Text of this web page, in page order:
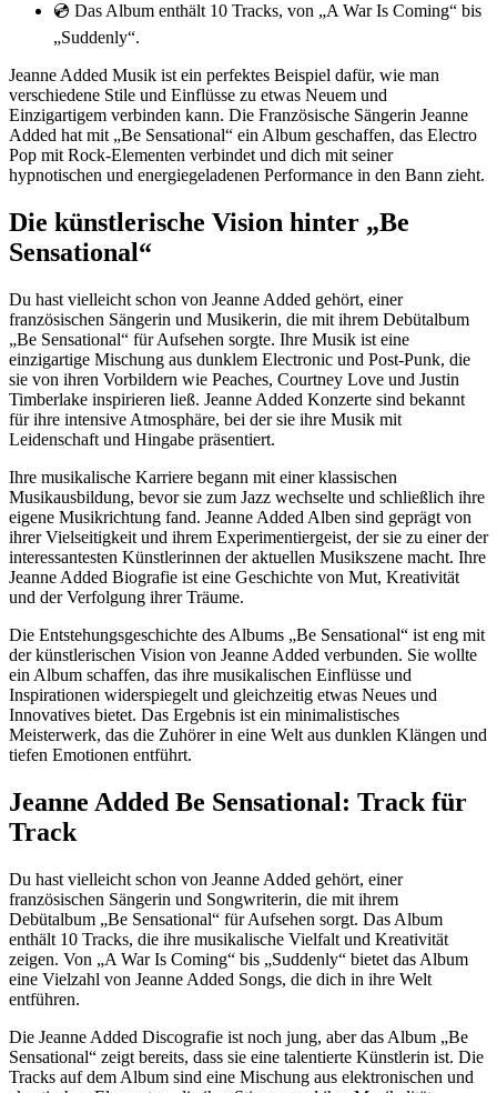
💿 Das Album enthält 10 Tracks, von „A War Is Coming“ bis
„Suddenly“.
Jeanne Added Musik ist ein perfektes Beispiel dafür, wie man
verschiedene Stile und Einflüsse zu etwas Neuem und
Einzigartigem verbinden kann. Die Französische Sängerin Jeanne
Added hat mit „Be Sensational“ ein Album geschaffen, das Electro
Pop mit Rock-Elementen verbindet und dich mit seiner
hypnotischen und energiegeladenen Performance in den Bann zieht.
Die künstlerische Vision hinter „Be
Sensational“
Du hast vielleicht schon von Jeanne Added gehört, einer
französischen Sängerin und Musikerin, die mit ihrem Debütalbum
„Be Sensational“ für Aufsehen sorgte. Ihre Musik ist eine
einzigartige Mischung aus dunklem Electronic und Post-Punk, die
sie von ihren Vorbildern wie Peaches, Courtney Love und Justin
Timberlake inspirieren ließ. Jeanne Added Konzerte sind bekannt
für ihre intensive Atmosphäre, bei der sie ihre Musik mit
Leidenschaft und Hingabe präsentiert.
Ihre musikalische Karriere begann mit einer klassischen
Musikausbildung, bevor sie zum Jazz wechselte und schließlich ihre
eigene Musikrichtung fand. Jeanne Added Alben sind geprägt von
ihrer Vielseitigkeit und ihrem Experimentiergeist, der sie zu einer der
interessantesten Künstlerinnen der aktuellen Musikszene macht. Ihre
Jeanne Added Biografie ist eine Geschichte von Mut, Kreativität
und der Verfolgung ihrer Träume.
Die Entstehungsgeschichte des Albums „Be Sensational“ ist eng mit
der künstlerischen Vision von Jeanne Added verbunden. Sie wollte
ein Album schaffen, das ihre musikalischen Einflüsse und
Inspirationen widerspiegelt und gleichzeitig etwas Neues und
Innovatives bietet. Das Ergebnis ist ein minimalistisches
Meisterwerk, das die Zuhörer in eine Welt aus dunklen Klängen und
tiefen Emotionen entführt.
Jeanne Added Be Sensational: Track für
Track
Du hast vielleicht schon von Jeanne Added gehört, einer
französischen Sängerin und Songwriterin, die mit ihrem
Debütalbum „Be Sensational“ für Aufsehen sorgt. Das Album
enthält 10 Tracks, die ihre musikalische Vielfalt und Kreativität
zeigen. Von „A War Is Coming“ bis „Suddenly“ bietet das Album
eine Vielzahl von Jeanne Added Songs, die dich in ihre Welt
entführen.
Die Jeanne Added Discografie ist noch jung, aber das Album „Be
Sensational“ zeigt bereits, dass sie eine talentierte Künstlerin ist. Die
Tracks auf dem Album sind eine Mischung aus elektronischen und